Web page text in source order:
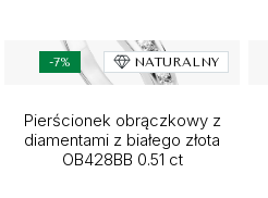
-7% NATURALNY
Pierścionek obrączkowy z
diamentami z białego złota
OB428BB 0.51 ct